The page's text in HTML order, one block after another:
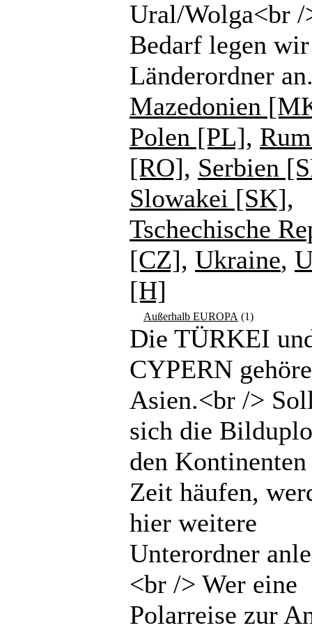
Ural/Wolga<br /
Bedarf legen wir
Länderordner
Mazedonien
Polen [PL],
[RO], Serbien
Slowakei [SK],
Tschechische
[CZ], Ukraine,
[H]
Außerhalb EUROPA (1)
Die TÜRKEI
CYPERN
Asien.<br />
sich die
den
Zeit häufen,
hier weitere
Unterordner
<br /> Wer eine
Polarreise zur